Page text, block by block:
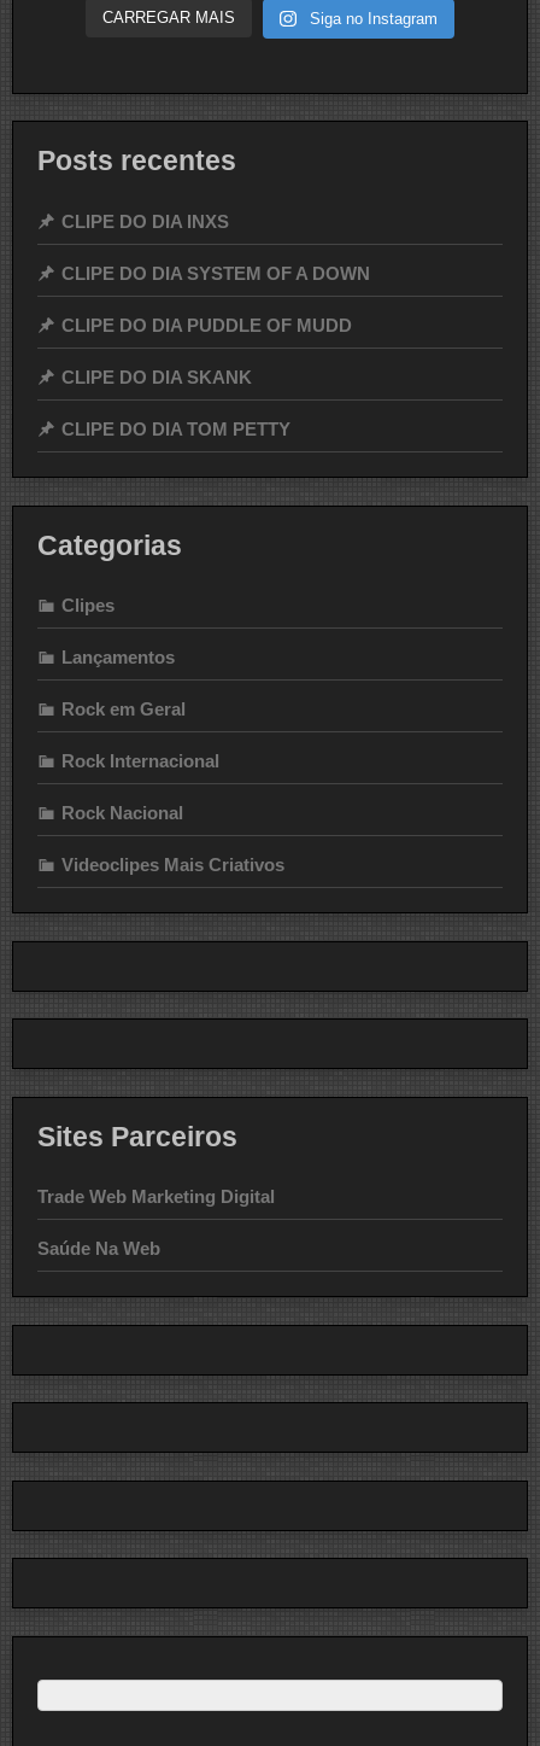
CARREGAR MAIS Siga no Instagram
Posts recentes
CLIPE DO DIA INXS
CLIPE DO DIA SYSTEM OF A DOWN
CLIPE DO DIA PUDDLE OF MUDD
CLIPE DO DIA SKANK
CLIPE DO DIA TOM PETTY
Categorias
Clipes
Lançamentos
Rock em Geral
Rock Internacional
Rock Nacional
Videoclipes Mais Criativos
Sites Parceiros
Trade Web Marketing Digital
Saúde Na Web